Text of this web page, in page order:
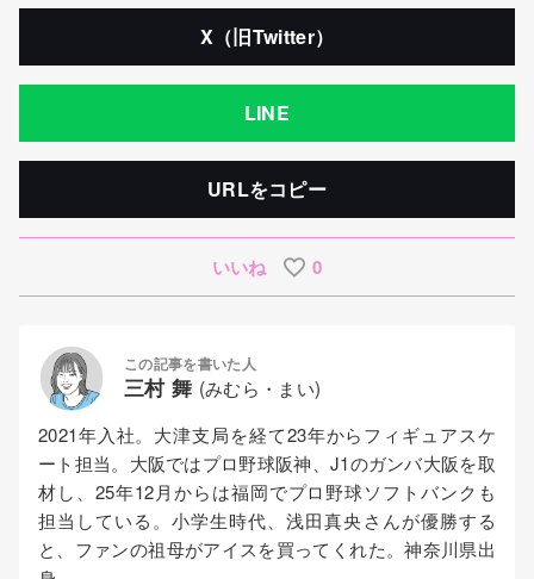
X（旧Twitter）
LINE
URLをコピー
いいね 0
この記事を書いた人
三村 舞 (みむら・まい)
2021年入社。大津支局を経て23年からフィギュアスケ
ート担当。大阪ではプロ野球阪神、J1のガンバ大阪を取
材し、25年12月からは福岡でプロ野球ソフトバンクも
担当している。小学生時代、浅田真央さんが優勝する
と、ファンの祖母がアイスを買ってくれた。神奈川県出